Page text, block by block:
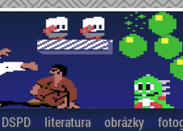
DSPD literatura obrázky